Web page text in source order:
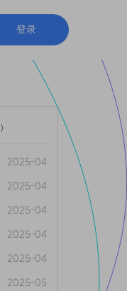
登录
）
2025-04
2025-04
2025-04
2025-04
2025-04
2025-05